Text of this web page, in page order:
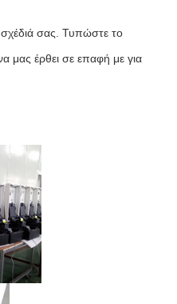
σας. Τυπώστε το
μας έρθει σε επαφή με για